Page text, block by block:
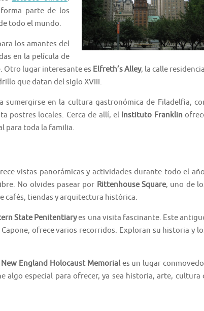
parte de los
todo el mundo.
los amantes del
en la película de
Otro lugar interesante es Elfreth’s Alley, la calle
que datan del siglo XVIII.
en la cultura gastronómica de Filadelfia,
postres locales. Cerca de allí, el Instituto Franklin
para toda la familia.
vistas panorámicas y actividades durante todo el
No olvides pasear por Rittenhouse Square, uno de
cafés, tiendas y arquitectura histórica.
State Penitentiaryes una visita fascinante. Este
ofrece varios recorridos. Exploran su historia y
New England Holocaust Memoriales un lugar
algo especial para ofrecer, ya sea historia, arte, cultura